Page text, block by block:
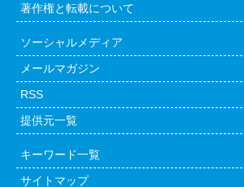
著作権と転載について
ソーシャルメディア
メールマガジン
RSS
提供元一覧
キーワード一覧
サイトマップ